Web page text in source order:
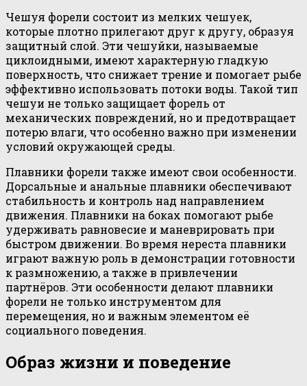
Чешуя форели состоит из мелких чешуек,
которые плотно прилегают друг к другу, образуя
защитный слой. Эти чешуйки, называемые
циклоидными, имеют характерную гладкую
поверхность, что снижает трение и помогает рыбе
эффективно использовать потоки воды. Такой тип
чешуи не только защищает форель от
механических повреждений, но и предотвращает
потерю влаги, что особенно важно при изменении
условий окружающей среды.
Плавники форели также имеют свои особенности.
Дорсальные и анальные плавники обеспечивают
стабильность и контроль над направлением
движения. Плавники на боках помогают рыбе
удерживать равновесие и маневрировать при
быстром движении. Во время нереста плавники
играют важную роль в демонстрации готовности
к размножению, а также в привлечении
партнёров. Эти особенности делают плавники
форели не только инструментом для
перемещения, но и важным элементом её
социального поведения.
Образ жизни и поведение